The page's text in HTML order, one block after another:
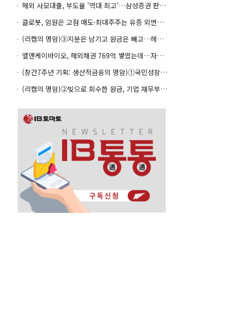
해외 사모대출, 부도율 '역대 최고'…삼성증권 판매상품도 환매 불안
클로봇, 임원은 고점 매도·최대주주는 유증 외면…책임투자 도마
(리캡의 명암)③지분은 남기고 원금은 빼고…헤지펀드로 번진 리캡
엘앤케이바이오, 해외채권 769억 쌓였는데…자회사 4곳 자본잠식
(창간7주년 기획: 생산적금융의 명암)①국민성장펀드 자금흐름 해부
(리캡의 명암)②빚으로 회수한 원금, 기업 재무부담으로 남았다